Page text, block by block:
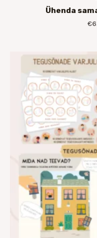
Ühenda
€